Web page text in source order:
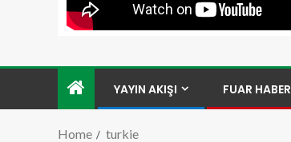
YAYIN AKIŞI FUAR HABER
Home turkie